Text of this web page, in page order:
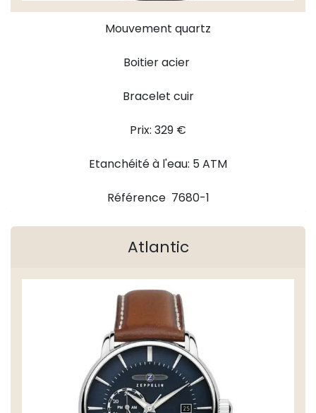
Mouvement quartz
Boitier acier
Bracelet cuir
Prix: 329 €
Etanchéité à l'eau: 5 ATM
Référence 7680-1
Atlantic